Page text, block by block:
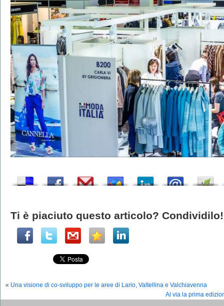
Ti è piaciuto questo articolo? Condividilo!
« Una visione di co-sviluppo per le aree di Lario, Valtellina e Valchiavenna
Al via la prima